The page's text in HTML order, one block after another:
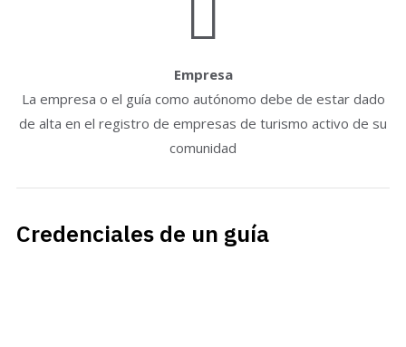
Empresa
La empresa o el guía como autónomo debe de estar dado
de alta en el registro de empresas de turismo activo de su
comunidad
Credenciales de un guía